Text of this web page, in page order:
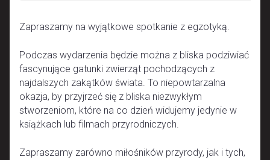
Zapraszamy na wyjątkowe spotkanie z egzotyką.
Podczas wydarzenia będzie można z bliska podziwiać
fascynujące gatunki zwierząt pochodzących z
najdalszych zakątków świata. To niepowtarzalna
okazja, by przyjrzeć się z bliska niezwykłym
stworzeniom, które na co dzień widujemy jedynie w
książkach lub filmach przyrodniczych.
Zapraszamy zarówno miłośników przyrody, jak i tych,